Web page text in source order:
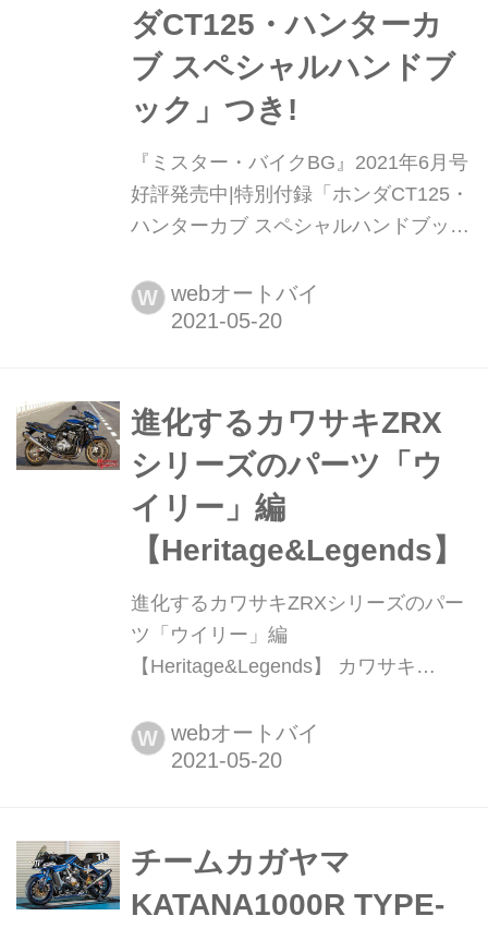
ダCT125・ハンターカ
ブ スペシャルハンドブ
ック」つき!
『ミスター・バイクBG』2021年6月号
好評発売中|特別付録「ホンダCT125・
ハンターカブ スペシャルハンドブッ
(2021/5/20時点) 【特集】スゴ腕バイク
バイクで「スポーツする」ことはとて
「こうやって操れ」と訴えかけ「手中
にしてみせるぞ」という気にさせま
す。 一言で表すなら“尖っ...
W webオートバイ
進化するカワサキZRX
シリーズのパーツ「ウ
イリー」編
【Heritage&Legends】
進化するカワサキZRXシリーズのパー
ツ「ウイリー」編
【Heritage&Legends】 カワサキ
っておきたいパーツや作業がある。こ
こではウイリーの進化し続けるカスタ
W webオートバイ
チームカガヤマ
KATANA1000R TYPE-